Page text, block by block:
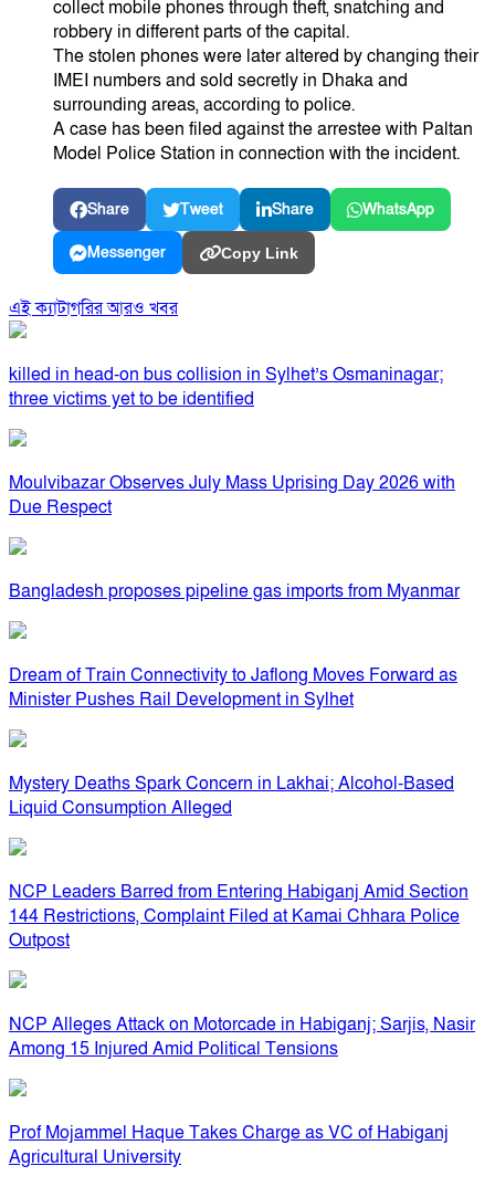
collect mobile phones through theft, snatching and
robbery in different parts of the capital.
The stolen phones were later altered by changing their
IMEI numbers and sold secretly in Dhaka and
surrounding areas, according to police.
A case has been filed against the arrestee with Paltan
Model Police Station in connection with the incident.
Share Tweet Share WhatsApp
Messenger Copy Link
এই ক্যাটাগরির আরও খবর
killed in head-on bus collision in Sylhet’s Osmaninagar;
three victims yet to be identified
Moulvibazar Observes July Mass Uprising Day 2026 with
Due Respect
Bangladesh proposes pipeline gas imports from Myanmar
Dream of Train Connectivity to Jaflong Moves Forward as
Minister Pushes Rail Development in Sylhet
Mystery Deaths Spark Concern in Lakhai; Alcohol-Based
Liquid Consumption Alleged
NCP Leaders Barred from Entering Habiganj Amid Section
144 Restrictions, Complaint Filed at Kamai Chhara Police
Outpost
NCP Alleges Attack on Motorcade in Habiganj; Sarjis, Nasir
Among 15 Injured Amid Political Tensions
Prof Mojammel Haque Takes Charge as VC of Habiganj
Agricultural University